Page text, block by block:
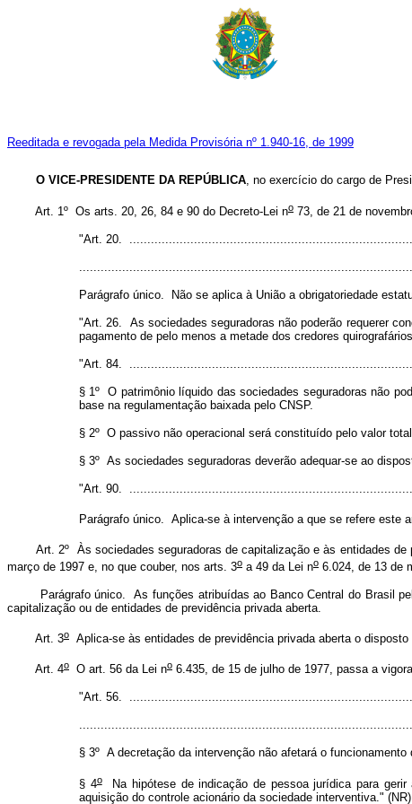
Reeditada e revogada pela Medida Provisória nº 1.940-16, de 1999
O VICE-PRESIDENTE DA REPÚBLICA, no exercício do cargo de
Art. 1º Os arts. 20, 26, 84 e 90 do Decreto-Lei no 73, de 21 de
"Art. 20.
Parágrafo único. Não se aplica à União a obrigatoriedade
"Art. 26. As sociedades seguradoras não poderão requerer
pagamento de pelo menos a metade dos credores
"Art. 84.
§ 1º O patrimônio líquido das sociedades seguradoras não
base na regulamentação baixada pelo CNSP.
§ 2º O passivo não operacional será constituído pelo valor
§ 3º As sociedades seguradoras deverão adequar-se ao
"Art. 90.
Parágrafo único. Aplica-se à intervenção a que se refere este
Art. 2º Às sociedades seguradoras de capitalização e às entidades de
março de 1997 e, no que couber, nos arts. 3o a 49 da Lei no 6.024, de 13 de
Parágrafo único. As funções atribuídas ao Banco Central do Brasil
capitalização ou de entidades de previdência privada aberta.
Art. 3o Aplica-se às entidades de previdência privada aberta o
Art. 4o O art. 56 da Lei no 6.435, de 15 de julho de 1977, passa a
"Art. 56.
§ 3º A decretação da intervenção não afetará o
§ 4oNa hipótese de indicação de pessoa jurídica para gerir
aquisição do controle acionário da sociedade interventiva." (NR)